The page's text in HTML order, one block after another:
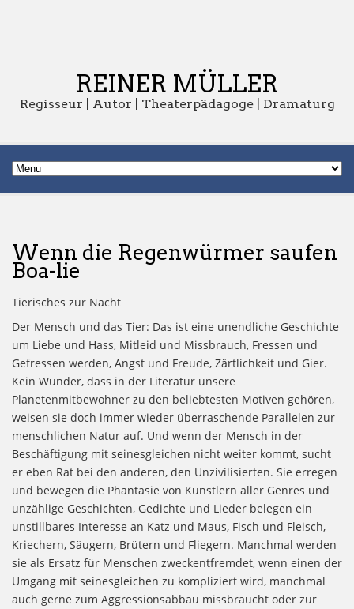
REINER MÜLLER
Regisseur | Autor | Theaterpädagoge | Dramaturg
Wenn die Regenwürmer saufen
Boa-lie
Tierisches zur Nacht
Der Mensch und das Tier: Das ist eine unendliche Geschichte
um Liebe und Hass, Mitleid und Missbrauch, Fressen und
Gefressen werden, Angst und Freude, Zärtlichkeit und Gier.
Kein Wunder, dass in der Literatur unsere
Planetenmitbewohner zu den beliebtesten Motiven gehören,
weisen sie doch immer wieder überraschende Parallelen zur
menschlichen Natur auf. Und wenn der Mensch in der
Beschäftigung mit seinesgleichen nicht weiter kommt, sucht
er eben Rat bei den anderen, den Unzivilisierten. Sie erregen
und bewegen die Phantasie von Künstlern aller Genres und
unzählige Geschichten, Gedichte und Lieder belegen ein
unstillbares Interesse an Katz und Maus, Fisch und Fleisch,
Kriechern, Säugern, Brütern und Fliegern. Manchmal werden
sie als Ersatz für Menschen zweckentfremdet, wenn einen der
Umgang mit seinesgleichen zu kompliziert wird, manchmal
auch gerne zum Aggressionsabbau missbraucht oder zur